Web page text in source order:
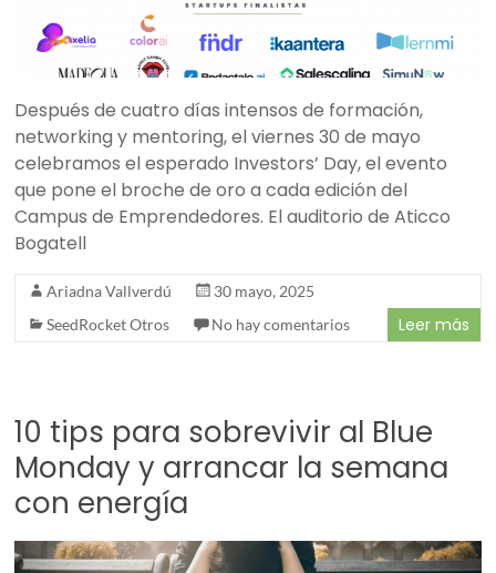
Después de cuatro días intensos de formación,
networking y mentoring, el viernes 30 de mayo
celebramos el esperado Investors’ Day, el evento
que pone el broche de oro a cada edición del
Campus de Emprendedores. El auditorio de Aticco
Bogatell
Ariadna Vallverdú
30 mayo, 2025
SeedRocket Otros
No hay comentarios Leer más
10 tips para sobrevivir al Blue
Monday y arrancar la semana
con energía